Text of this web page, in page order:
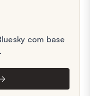
com base